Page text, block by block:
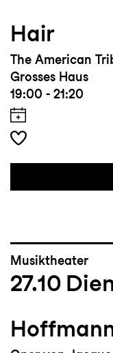
Hair
The American
Grosses Haus
19:00 - 21:20
Musiktheater
27.10